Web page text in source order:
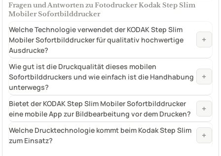
Fragen und Antworten zu Fotodrucker Kodak Step Slim
Mobiler Sofortbilddrucker
Welche Technologie verwendet der KODAK Step Slim
Mobiler Sofortbilddrucker für qualitativ hochwertige
Ausdrucke?
+
Wie gut ist die Druckqualität dieses mobilen
Sofortbilddruckers und wie einfach ist die Handhabung
unterwegs?
+
Bietet der KODAK Step Slim Mobiler Sofortbilddrucker
eine mobile App zur Bildbearbeitung vor dem Drucken?
+
Welche Drucktechnologie kommt beim Kodak Step Slim
zum Einsatz?
+